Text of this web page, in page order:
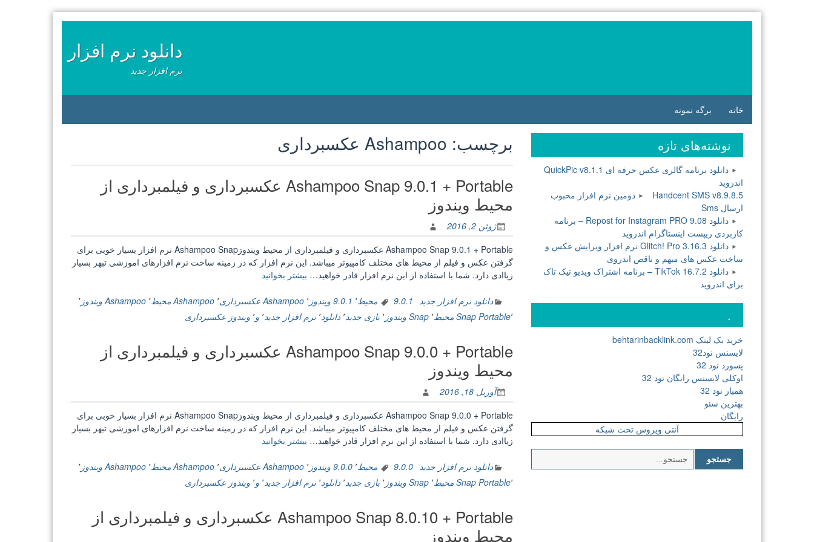
دانلود نرم افزار
نرم افزار جدید
خانه برگه نمونه
برچسب: Ashampoo عكسبرداری
Ashampoo Snap 9.0.1 + Portable عكسبرداری و فیلمبرداری از
محيط ويندوز
ژوئن 2, 2016
Ashampoo Snap 9.0.1 + Portable عكسبرداری و فیلمبرداری از محيط ويندوزAshampoo Snap نرم افزار بسیار خوبی برای
گرفتن عکس و فیلم از محیط های مختلف کامپیوتر میباشد. این نرم افزار که در زمینه ساخت نرم افزارهای اموزشی تبهر بسیار
زیاادی دارد. شما با استفاده از این نرم افزار قادر خواهید… بیشتر بخوانید
9.0.1
Portable
و
فیلمبرداری
دانلود نرم افزار جدید 9.0.1 محيط ٬ 9.0.1 ويندوز ٬ Ashampoo عكسبرداری ٬ Ashampoo محيط ٬ Ashampoo ويندوز
٬
Portable٬ Snap محيط ٬ Snap ويندوز ٬ بازی جدید٬ دانلود٬ نرم افزار جدید٬ و٬ ويندوز عكسبرداری
Ashampoo Snap 9.0.0 + Portable عكسبرداری و فیلمبرداری از
محيط ويندوز
آوریل 18, 2016
Ashampoo Snap 9.0.0 + Portable عكسبرداری و فیلمبرداری از محيط ويندوزAshampoo Snap نرم افزار بسیار خوبی برای
گرفتن عکس و فیلم از محیط های مختلف کامپیوتر میباشد. این نرم افزار که در زمینه ساخت نرم افزارهای اموزشی تبهر بسیار
زیاادی دارد. شما با استفاده از این نرم افزار قادر خواهید… بیشتر بخوانید
9.0.0
Portable
و
فیلمبرداری
دانلود نرم افزار جدید 9.0.0 محيط ٬ 9.0.0 ويندوز ٬ Ashampoo عكسبرداری ٬ Ashampoo محيط ٬ Ashampoo ويندوز
٬
Portable٬ Snap محيط ٬ Snap ويندوز ٬ بازی جدید٬ دانلود٬ نرم افزار جدید٬ و٬ ويندوز عكسبرداری
Ashampoo Snap 8.0.10 + Portable عكسبرداری و فیلمبرداری از
محيط ويندوز
نوشته‌های تازه
دانلود برنامه گالری عکس حرفه ای QuickPic v8.1.1
اندروید
Handcent SMS v8.9.8.5 دومین نرم افزار محبوب
ارسال Sms
دانلود Repost for Instagram PRO 9.08 – برنامه
کاربردی ریپست اینستاگرام اندروید
دانلود Glitch! Pro 3.16.3 نرم افزار ویرایش عکس و
ساخت عکس های مبهم و ناقص اندروی
دانلود TikTok 16.7.2 – برنامه اشتراک ویدیو تیک تاک
برای اندروید
.
خرید بک لینک behtarinbacklink.com
لایسنس نود32
پسورد نود 32
اوکلی لایسنس رایگان نود 32
همیار نود 32
بهترین سئو
رایگان
آنتی ویروس تحت شبکه
برای: